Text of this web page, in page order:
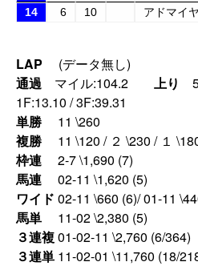
14
6 10 アドマイ
LAP (データ無し)
通過 マイル:104.2 上り
1F:13.10 / 3F:39.31
単勝
11 \260
複勝
11 \120 / ２ \230 / １
枠連
2-7 \1,690 (7)
馬連
02-11 \1,620 (5)
ワイド 02-11 \660 (6)/ 01-11
馬単
11-02 \2,380 (5)
３連複01-02-11 \2,760 (6/364)
３連単 11-02-01 \11,760 (18/